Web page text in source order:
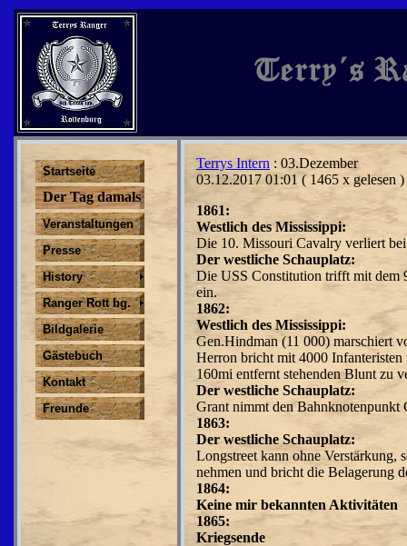
Startseite
Der Tag damals
Veranstaltungen
Presse
History
Ranger Rott bg.
Bildgalerie
Gästebuch
Kontakt
Freunde
Terrys Intern : 03.Dezember
03.12.2017 01:01 ( 1465 x gelesen )
1861:
Westlich des Mississippi:
Die 10. Missouri Cavalry ver­liert
Der westliche Schauplatz:
Die USS Constitution trifft mit dem
ein.
1862:
Westlich des Mississippi:
Gen.Hindman (11 000) marschiert
Herron bricht mit 4000
160mi entfernt stehenden Blunt zu
Der westliche Schauplatz:
Grant nimmt den Bahn­knotenpunkt
1863:
Der westliche Schauplatz:
Longstreet kann ohne
neh­men und bricht die Belagerung
1864:
Keine mir bekannten Aktivitäten
1865:
Kriegsende